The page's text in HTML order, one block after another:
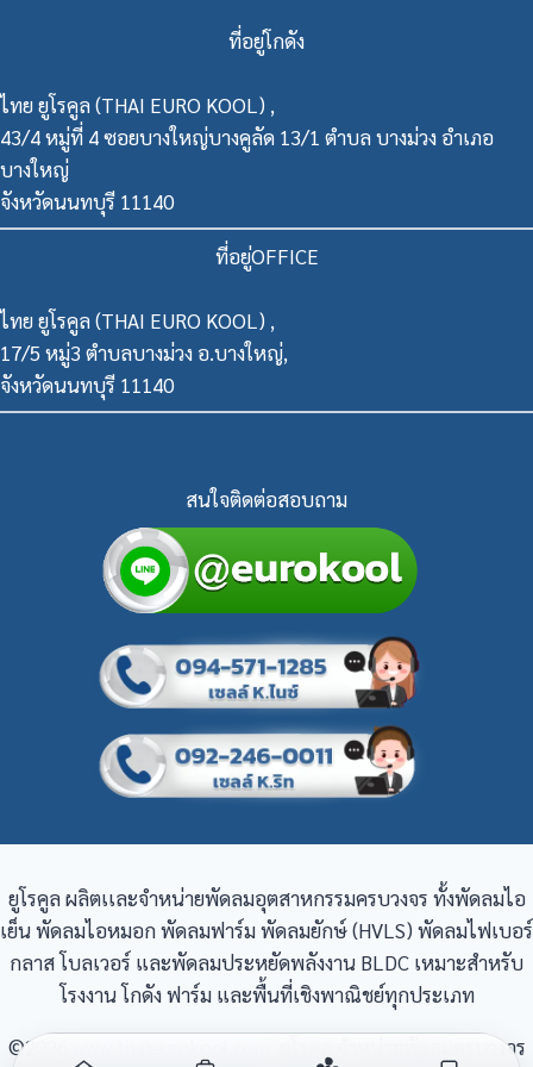
ที่อยู่โกดัง
ไทย ยูโรคูล (THAI EURO KOOL) ,
43/4 หมู่ที่ 4 ซอยบางใหญ่บางคูลัด 13/1 ตำบล บางม่วง อำเภอ
บางใหญ่
จังหวัดนนทบุรี 11140
ที่อยู่OFFICE
ไทย ยูโรคูล (THAI EURO KOOL) ,
17/5 หมู่3 ตำบลบางม่วง อ.บางใหญ่,
จังหวัดนนทบุรี 11140
สนใจติดต่อสอบถาม
ยูโรคูล ผลิตเเละจำหน่ายพัดลมอุตสาหกรรมครบวงจร ทั้งพัดลมไอ
เย็น พัดลมไอหมอก พัดลมฟาร์ม พัดลมยักษ์ (HVLS) พัดลมไฟเบอร์
กลาส โบลเวอร์ และพัดลมประหยัดพลังงาน BLDC เหมาะสำหรับ
โรงงาน โกดัง ฟาร์ม และพื้นที่เชิงพาณิชย์ทุกประเภท
©2026
ยูโรคูล จำหน่ายพัดลมครบวงจร